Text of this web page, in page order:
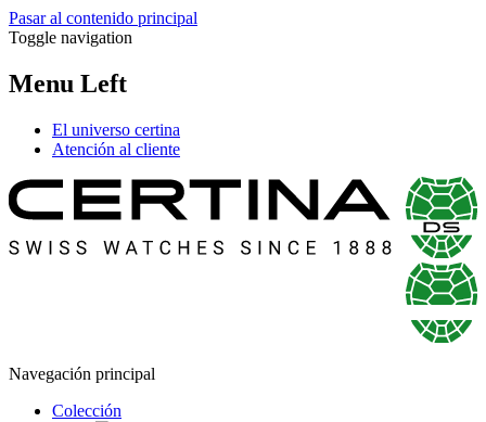
Pasar al contenido principal
Toggle navigation
Menu Left
El universo certina
Atención al cliente
Navegación principal
Colección